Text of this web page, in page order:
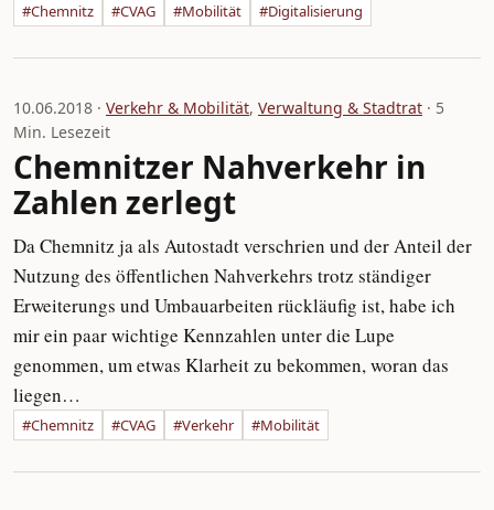
#Chemnitz #CVAG #Mobilität #Digitalisierung
10.06.2018 · Verkehr & Mobilität, Verwaltung & Stadtrat · 5
Min. Lesezeit
Chemnitzer Nahverkehr in
Zahlen zerlegt
Da Chemnitz ja als Autostadt verschrien und der Anteil der
Nutzung des öffentlichen Nahverkehrs trotz ständiger
Erweiterungs und Umbauarbeiten rückläufig ist, habe ich
mir ein paar wichtige Kennzahlen unter die Lupe
genommen, um etwas Klarheit zu bekommen, woran das
liegen…
#Chemnitz #CVAG #Verkehr #Mobilität